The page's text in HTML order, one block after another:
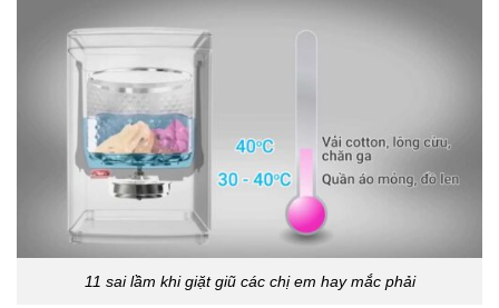
11 sai lầm khi giặt giũ các chị em hay mắc phải